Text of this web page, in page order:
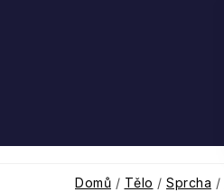
Domů / Tělo / Sprcha /